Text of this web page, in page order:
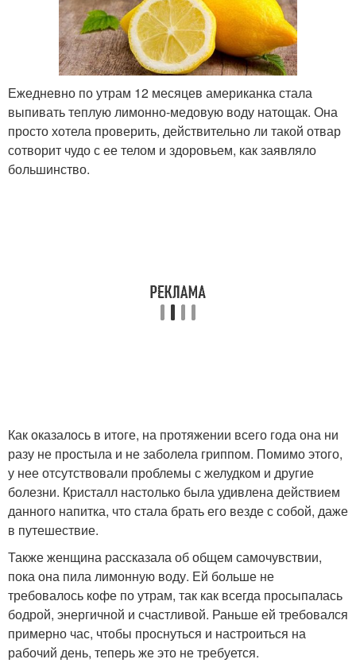
Ежедневно по утрам 12 месяцев американка стала
выпивать теплую лимонно-медовую воду натощак. Она
просто хотела проверить, действительно ли такой отвар
сотворит чудо с ее телом и здоровьем, как заявляло
большинство.
Как оказалось в итоге, на протяжении всего года она ни
разу не простыла и не заболела гриппом. Помимо этого,
у нее отсутствовали проблемы с желудком и другие
болезни. Кристалл настолько была удивлена действием
данного напитка, что стала брать его везде с собой, даже
в путешествие.
Также женщина рассказала об общем самочувствии,
пока она пила лимонную воду. Ей больше не
требовалось кофе по утрам, так как всегда просыпалась
бодрой, энергичной и счастливой. Раньше ей требовался
примерно час, чтобы проснуться и настроиться на
рабочий день, теперь же это не требуется.